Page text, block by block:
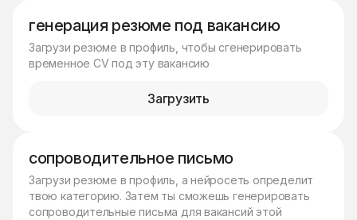
генерация резюме под вакансию
Загрузи резюме в профиль, чтобы сгенерировать
временное CV под эту вакансию
Загрузить
сопроводительное письмо
Загрузи резюме в профиль, а нейросеть определит
твою категорию. Затем ты сможешь генерировать
сопроводительные письма для вакансий этой